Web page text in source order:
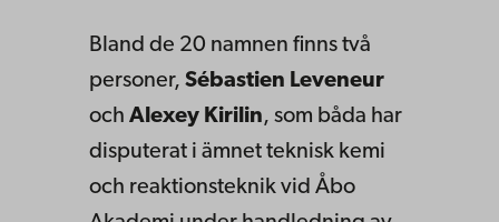
Bland de 20 namnen finns två
personer, Sébastien Leveneur
och Alexey Kirilin, som båda har
disputerat i ämnet teknisk kemi
och reaktionsteknik vid Åbo